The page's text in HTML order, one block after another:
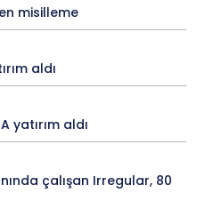
misilleme
aldı
yatırım aldı
çalışan Irregular, 80